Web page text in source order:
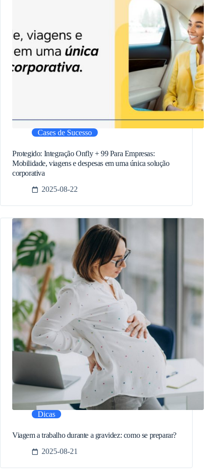
Cases de Sucesso
Protegido: Integração Onfly + 99 Para Empresas:
Mobilidade, viagens e despesas em uma única solução
corporativa
2025-08-22
Dicas
Viagem a trabalho durante a gravidez: como se preparar?
2025-08-21